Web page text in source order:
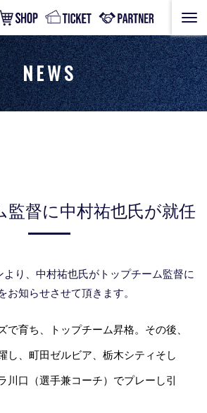
NEWS
監督に中村祐也氏が就任
り、中村祐也氏がトップチーム監督に
知らせさせて頂きます。
で育ち、トップチーム昇格。その後、
し、町田ゼルビア、栃木シティそし
川口（選手兼コーチ）でプレーし引